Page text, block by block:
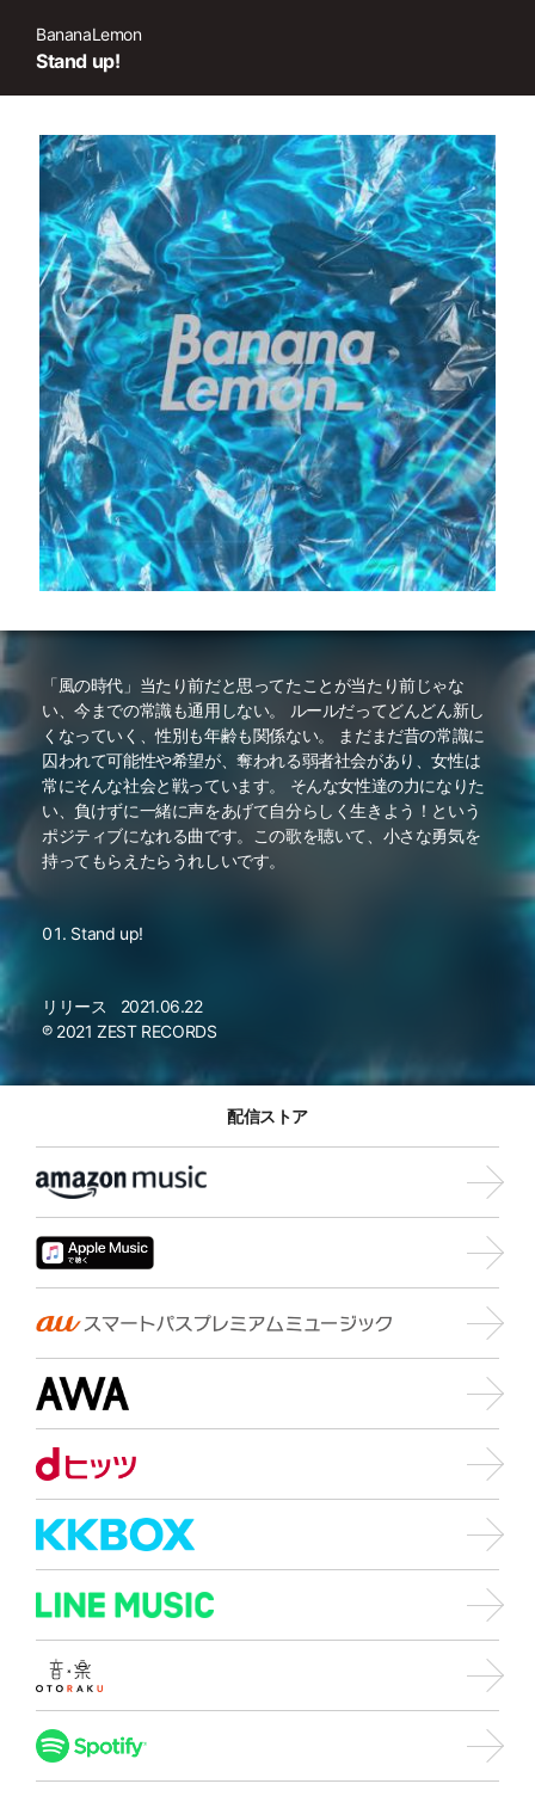
Stand up!
BananaLemon
「風の時代」当たり前だと思ってたことが当たり前じゃな
い、今までの常識も通用しない。 ルールだってどんどん新し
くなっていく、性別も年齢も関係ない。 まだまだ昔の常識に
囚われて可能性や希望が、奪われる弱者社会があり、女性は
常にそんな社会と戦っています。 そんな女性達の力になりた
い、負けずに一緒に声をあげて自分らしく生きよう！という
ポジティブになれる曲です。この歌を聴いて、小さな勇気を
持ってもらえたらうれしいです。
Stand up!
リリース
2021.06.22
℗ 2021 ZEST RECORDS
配信ストア